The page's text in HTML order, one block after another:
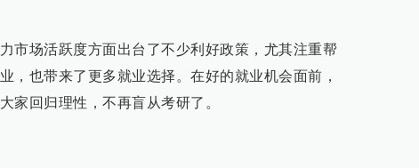
市场活跃度方面出台了不少利好政策，尤其注重帮
，也带来了更多就业选择。在好的就业机会面前，
家回归理性，不再盲从考研了。